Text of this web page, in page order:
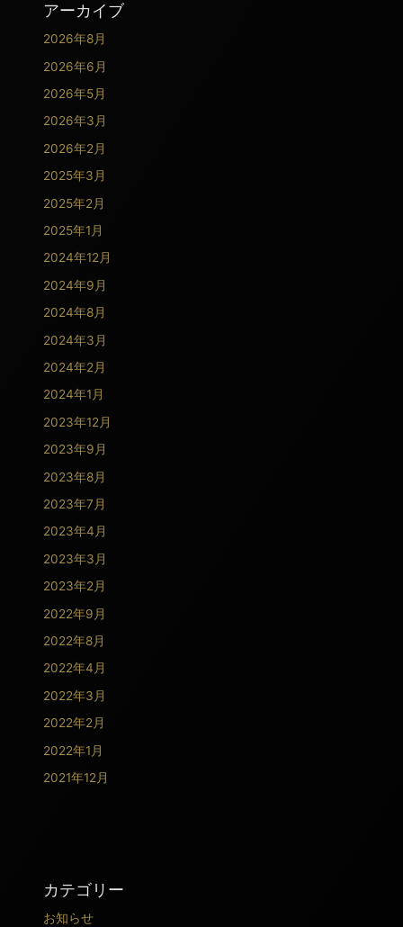
アーカイブ
2026年8月
2026年6月
2026年5月
2026年3月
2026年2月
2025年3月
2025年2月
2025年1月
2024年12月
2024年9月
2024年8月
2024年3月
2024年2月
2024年1月
2023年12月
2023年9月
2023年8月
2023年7月
2023年4月
2023年3月
2023年2月
2022年9月
2022年8月
2022年4月
2022年3月
2022年2月
2022年1月
2021年12月
カテゴリー
お知らせ